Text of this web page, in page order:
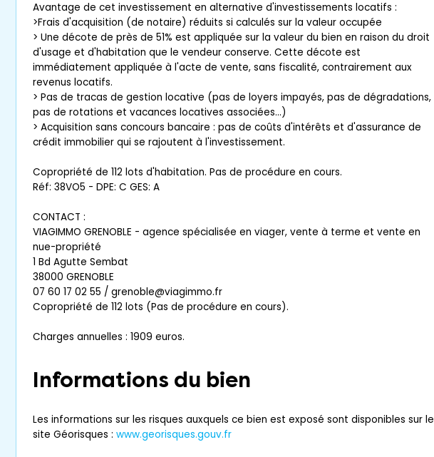
Avantage de cet investissement en alternative d'investissements locatifs :
>Frais d'acquisition (de notaire) réduits si calculés sur la valeur occupée
> Une décote de près de 51% est appliquée sur la valeur du bien en raison du droit
d'usage et d'habitation que le vendeur conserve. Cette décote est
immédiatement appliquée à l'acte de vente, sans fiscalité, contrairement aux
revenus locatifs.
> Pas de tracas de gestion locative (pas de loyers impayés, pas de dégradations,
pas de rotations et vacances locatives associées...)
> Acquisition sans concours bancaire : pas de coûts d'intérêts et d'assurance de
crédit immobilier qui se rajoutent à l'investissement.
Copropriété de 112 lots d'habitation. Pas de procédure en cours.
Réf: 38VO5 - DPE: C GES: A
CONTACT :
VIAGIMMO GRENOBLE - agence spécialisée en viager, vente à terme et vente en
nue-propriété
1 Bd Agutte Sembat
38000 GRENOBLE
07 60 17 02 55 / grenoble@viagimmo.fr
Copropriété de 112 lots (Pas de procédure en cours).
Charges annuelles : 1909 euros.
Informations du bien
Les informations sur les risques auxquels ce bien est exposé sont disponibles sur le
site Géorisques : www.georisques.gouv.fr